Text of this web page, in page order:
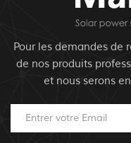
Pour les demandes de
de nos produits
et nous serons